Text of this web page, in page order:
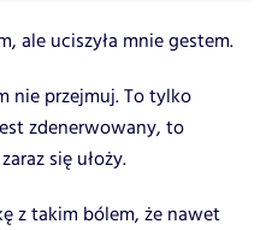
ale uciszyła mnie gestem.
nie przejmuj. To tylko
zdenerwowany, to
się ułoży.
z takim bólem, że nawet